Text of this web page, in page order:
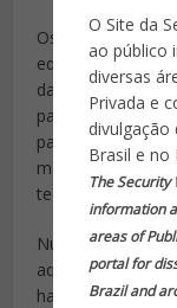
O Site da
ao público
diversas
Privada e
Brasil e no
The
information
areas of
portal for
Brazil and
Os
equipe do
da Computação,
para aplicar esta
para aplicar ao
médica de
tecnológicos e
Numa casa
aquecimento, a
habitabilidade